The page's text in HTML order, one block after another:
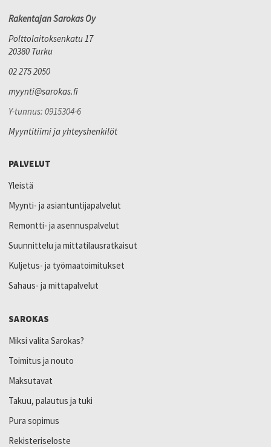
Rakentajan Sarokas Oy
Polttolaitoksenkatu 17
20380 Turku
02 275 2050
myynti@sarokas.fi
Y-tunnus: 0915304-6
Myyntitiimi ja yhteyshenkilöt
PALVELUT
Yleistä
Myynti- ja asiantuntijapalvelut
Remontti- ja asennuspalvelut
Suunnittelu ja mittatilausratkaisut
Kuljetus- ja työmaatoimitukset
Sahaus- ja mittapalvelut
SAROKAS
Miksi valita Sarokas?
Toimitus ja nouto
Maksutavat
Takuu, palautus ja tuki
Pura sopimus
Rekisteriseloste